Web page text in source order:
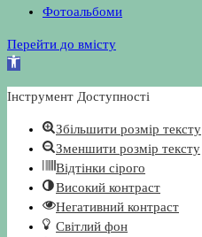
Фотоальбоми
Перейти до вмісту
Відкрити
інструментів
Інструмент Доступності
Збільшити розмір тексту
Зменшити розмір тексту
Відтінки сірого
Високий контраст
Негативний контраст
Світлий фон